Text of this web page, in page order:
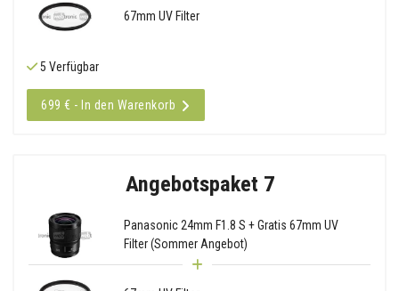
67mm UV Filter
5 Verfügbar
699 € - In den Warenkorb
Angebotspaket 7
Panasonic 24mm F1.8 S + Gratis 67mm UV
Filter (Sommer Angebot)